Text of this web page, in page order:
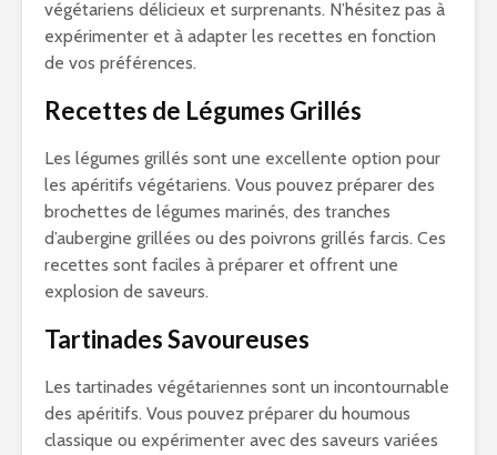
végétariens délicieux et surprenants. N’hésitez pas à
expérimenter et à adapter les recettes en fonction
de vos préférences.
Recettes de Légumes Grillés
Les légumes grillés sont une excellente option pour
les apéritifs végétariens. Vous pouvez préparer des
brochettes de légumes marinés, des tranches
d’aubergine grillées ou des poivrons grillés farcis. Ces
recettes sont faciles à préparer et offrent une
explosion de saveurs.
Tartinades Savoureuses
Les tartinades végétariennes sont un incontournable
des apéritifs. Vous pouvez préparer du houmous
classique ou expérimenter avec des saveurs variées